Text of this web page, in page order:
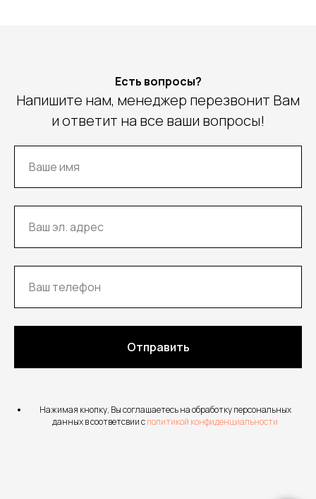
Есть вопросы?
Напишите нам, менеджер перезвонит Вам
и ответит на все ваши вопросы!
Отправить
Нажимая кнопку, Вы соглашаетесь на обработку персональных
данных в соответсвии сполитикой конфиденциальности